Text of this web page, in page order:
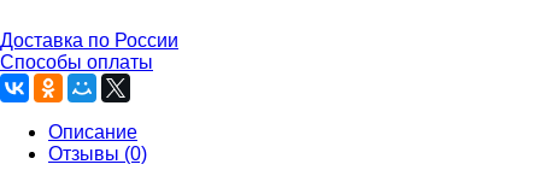
Доставка по России
Способы оплаты
Описание
Отзывы (0)